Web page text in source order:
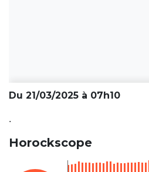
Du 21/03/2025 à 07h10
.
Horockscope